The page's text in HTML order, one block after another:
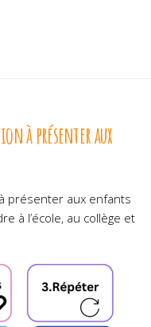
à présenter aux
présenter aux enfants
à l’école, au collège et